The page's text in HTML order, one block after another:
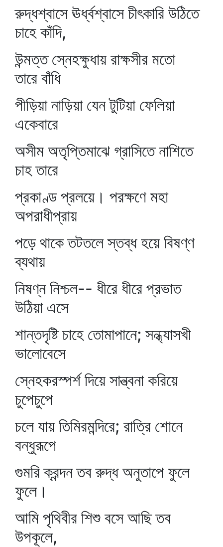
রুদ্ধশ্বাসে ঊর্ধ্বশ্বাসে চীৎকারি উঠিতে
চাহে কাঁদি,
উন্মত্ত স্নেহক্ষুধায় রাক্ষসীর মতো
তারে বাঁধি
পীড়িয়া নাড়িয়া যেন টুটিয়া ফেলিয়া
একেবারে
অসীম অতৃপ্তিমাঝে গ্রাসিতে নাশিতে
চাহ তারে
প্রকাণ্ড প্রলয়ে। পরক্ষণে মহা
অপরাধীপ্রায়
পড়ে থাকে তটতলে স্তব্ধ হয়ে বিষণ্ণ
ব্যথায়
নিষণ্ন নিশ্চল-- ধীরে ধীরে প্রভাত
উঠিয়া এসে
শান্তদৃষ্টি চাহে তোমাপানে; সন্ধ্যাসখী
ভালোবেসে
স্নেহকরস্পর্শ দিয়ে সান্ত্বনা করিয়ে
চুপেচুপে
চলে যায় তিমিরমন্দিরে; রাত্রি শোনে
বন্ধুরূপে
গুমরি ক্রন্দন তব রুদ্ধ অনুতাপে ফুলে
ফুলে।
আমি পৃথিবীর শিশু বসে আছি তব
উপকূলে,